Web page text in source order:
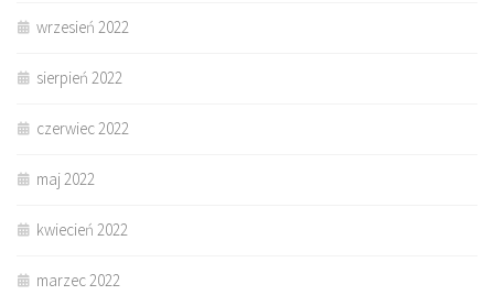
wrzesień 2022
sierpień 2022
czerwiec 2022
maj 2022
kwiecień 2022
marzec 2022